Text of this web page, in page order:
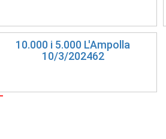
10.000 i 5.000 L'Ampolla
10/3/202462